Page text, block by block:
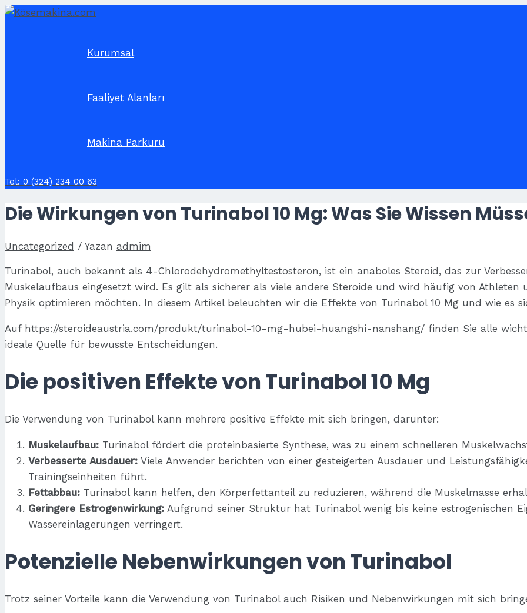
İçeriğe
Kurumsal
Faaliyet Alanları
Makina Parkuru
Tel: 0 (324) 234 00 63
Die Wirkungen von Turinabol 10 Mg: Was Sie Wissen
Uncategorized / Yazan admim
Turinabol, auch bekannt als 4-Chlorodehydromethyltestosteron, ist ein anaboles Steroid, das zur
Muskelaufbaus eingesetzt wird. Es gilt als sicherer als viele andere Steroide und wird häufig von Athleten
Physik optimieren möchten. In diesem Artikel beleuchten wir die Effekte von Turinabol 10 Mg und wie es
Auf https://steroideaustria.com/produkt/turinabol-10-mg-hubei-huangshi-nanshang/ finden Sie alle
ideale Quelle für bewusste Entscheidungen.
Die positiven Effekte von Turinabol 10 Mg
Die Verwendung von Turinabol kann mehrere positive Effekte mit sich bringen, darunter:
Muskelaufbau: Turinabol fördert die proteinbasierte Synthese, was zu einem schnelleren
Verbesserte Ausdauer: Viele Anwender berichten von einer gesteigerten Ausdauer und
Trainingseinheiten führt.
Fettabbau: Turinabol kann helfen, den Körperfettanteil zu reduzieren, während die Muskelmasse
Geringere Estrogenwirkung: Aufgrund seiner Struktur hat Turinabol wenig bis keine estrogenischen
Wassereinlagerungen verringert.
Potenzielle Nebenwirkungen von Turinabol
Trotz seiner Vorteile kann die Verwendung von Turinabol auch Risiken und Nebenwirkungen mit sich